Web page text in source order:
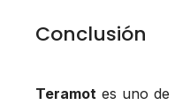
Conclusión
Teramot es uno de